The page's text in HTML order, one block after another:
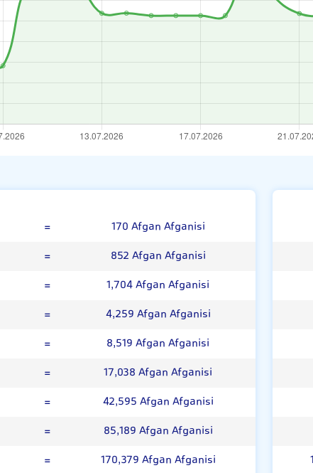
=
170 Afgan Afganisi
=
852 Afgan Afganisi
=
1,704 Afgan Afganisi
=
4,259 Afgan Afganisi
=
8,519 Afgan Afganisi
=
17,038 Afgan Afganisi
=
42,595 Afgan Afganisi
=
85,189 Afgan Afganisi
=
170,379 Afgan Afganisi